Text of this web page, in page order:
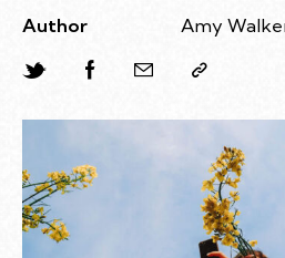
Author
Amy